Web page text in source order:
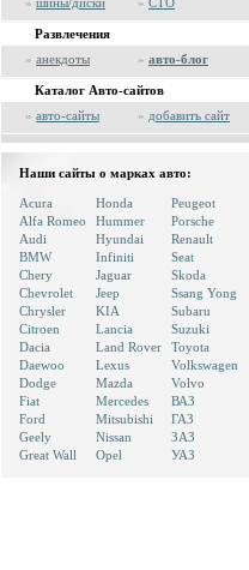
Развлечения
» анекдоты » авто-блог
Каталог Авто-сайтов
» авто-сайты » добавить сайт
Наши сайты о марках авто:
Acura
Alfa Romeo
Audi
BMW
Chery
Chevrolet
Chrysler
Citroen
Dacia
Daewoo
Dodge
Fiat
Ford
Geely
Great Wall
Honda
Hummer
Hyundai
Infiniti
Jaguar
Jeep
KIA
Lancia
Land Rover
Lexus
Mazda
Mercedes
Mitsubishi
Nissan
Opel
Peugeot
Porsche
Renault
Seat
Skoda
Ssang Yong
Subaru
Suzuki
Toyota
Volkswagen
Volvo
ВАЗ
ГАЗ
ЗАЗ
УАЗ